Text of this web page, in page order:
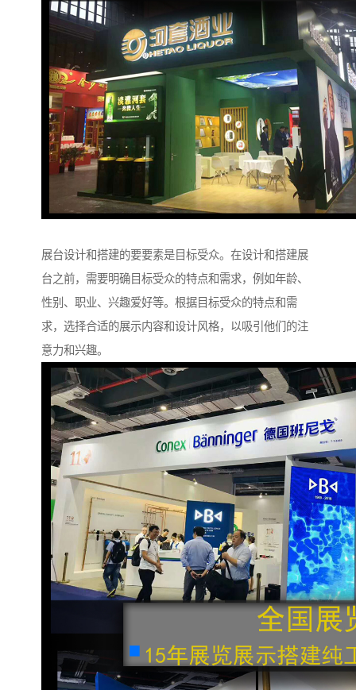
展台设计和搭建的要要素是目标受众。在设计和搭建展
台之前，需要明确目标受众的特点和需求，例如年龄、
性别、职业、兴趣爱好等。根据目标受众的特点和需
求，选择合适的展示内容和设计风格，以吸引他们的注
意力和兴趣。